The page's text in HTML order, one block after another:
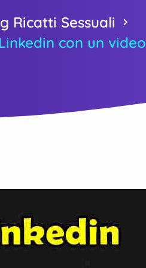
Ricatti Sessuali
con un video